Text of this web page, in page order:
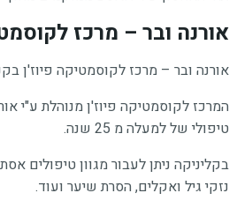
אורנה ובר – מרכז
אורנה ובר – מרכז לקוסמטיקה פיוז'ן
המרכז לקוסמטיקה פיוז'ן מנוהלת ע"י
טיפולי של למעלה מ 25 שנה.
בקליניקה ניתן לעבור מגוון טיפולים
נזקי גיל ואקלים, הסרת שיער ועוד.